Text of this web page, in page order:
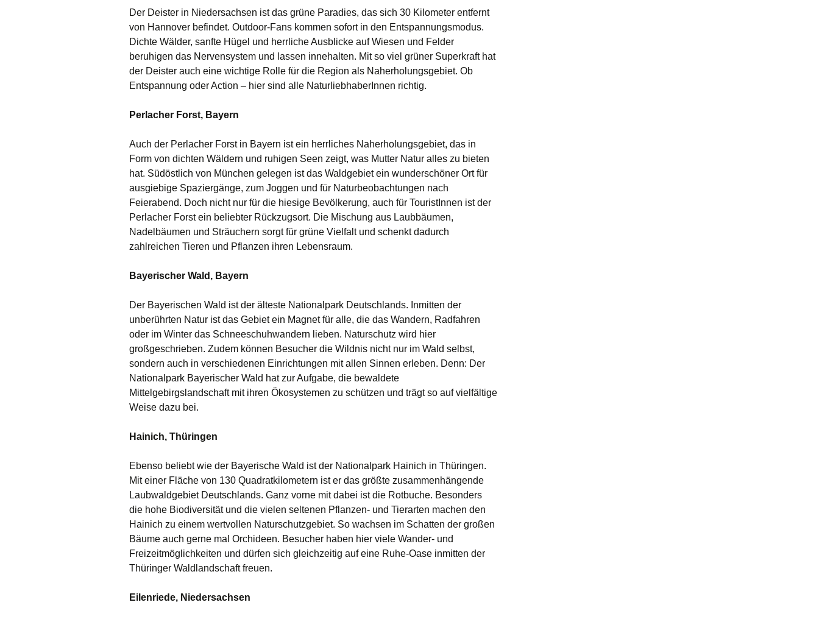
Der Deister in Niedersachsen ist das grüne Paradies, das sich 30 Kilometer entfernt
von Hannover befindet. Outdoor-Fans kommen sofort in den Entspannungsmodus.
Dichte Wälder, sanfte Hügel und herrliche Ausblicke auf Wiesen und Felder
beruhigen das Nervensystem und lassen innehalten. Mit so viel grüner Superkraft hat
der Deister auch eine wichtige Rolle für die Region als Naherholungsgebiet. Ob
Entspannung oder Action – hier sind alle NaturliebhaberInnen richtig.
Perlacher Forst, Bayern
Auch der Perlacher Forst in Bayern ist ein herrliches Naherholungsgebiet, das in
Form von dichten Wäldern und ruhigen Seen zeigt, was Mutter Natur alles zu bieten
hat. Südöstlich von München gelegen ist das Waldgebiet ein wunderschöner Ort für
ausgiebige Spaziergänge, zum Joggen und für Naturbeobachtungen nach
Feierabend. Doch nicht nur für die hiesige Bevölkerung, auch für TouristInnen ist der
Perlacher Forst ein beliebter Rückzugsort. Die Mischung aus Laubbäumen,
Nadelbäumen und Sträuchern sorgt für grüne Vielfalt und schenkt dadurch
zahlreichen Tieren und Pflanzen ihren Lebensraum.
Bayerischer Wald, Bayern
Der Bayerischen Wald ist der älteste Nationalpark Deutschlands. Inmitten der
unberührten Natur ist das Gebiet ein Magnet für alle, die das Wandern, Radfahren
oder im Winter das Schneeschuhwandern lieben. Naturschutz wird hier
großgeschrieben. Zudem können Besucher die Wildnis nicht nur im Wald selbst,
sondern auch in verschiedenen Einrichtungen mit allen Sinnen erleben. Denn: Der
Nationalpark Bayerischer Wald hat zur Aufgabe, die bewaldete
Mittelgebirgslandschaft mit ihren Ökosystemen zu schützen und trägt so auf vielfältige
Weise dazu bei.
Hainich, Thüringen
Ebenso beliebt wie der Bayerische Wald ist der Nationalpark Hainich in Thüringen.
Mit einer Fläche von 130 Quadratkilometern ist er das größte zusammenhängende
Laubwaldgebiet Deutschlands. Ganz vorne mit dabei ist die Rotbuche. Besonders
die hohe Biodiversität und die vielen seltenen Pflanzen- und Tierarten machen den
Hainich zu einem wertvollen Naturschutzgebiet. So wachsen im Schatten der großen
Bäume auch gerne mal Orchideen. Besucher haben hier viele Wander- und
Freizeitmöglichkeiten und dürfen sich gleichzeitig auf eine Ruhe-Oase inmitten der
Thüringer Waldlandschaft freuen.
Eilenriede, Niedersachsen